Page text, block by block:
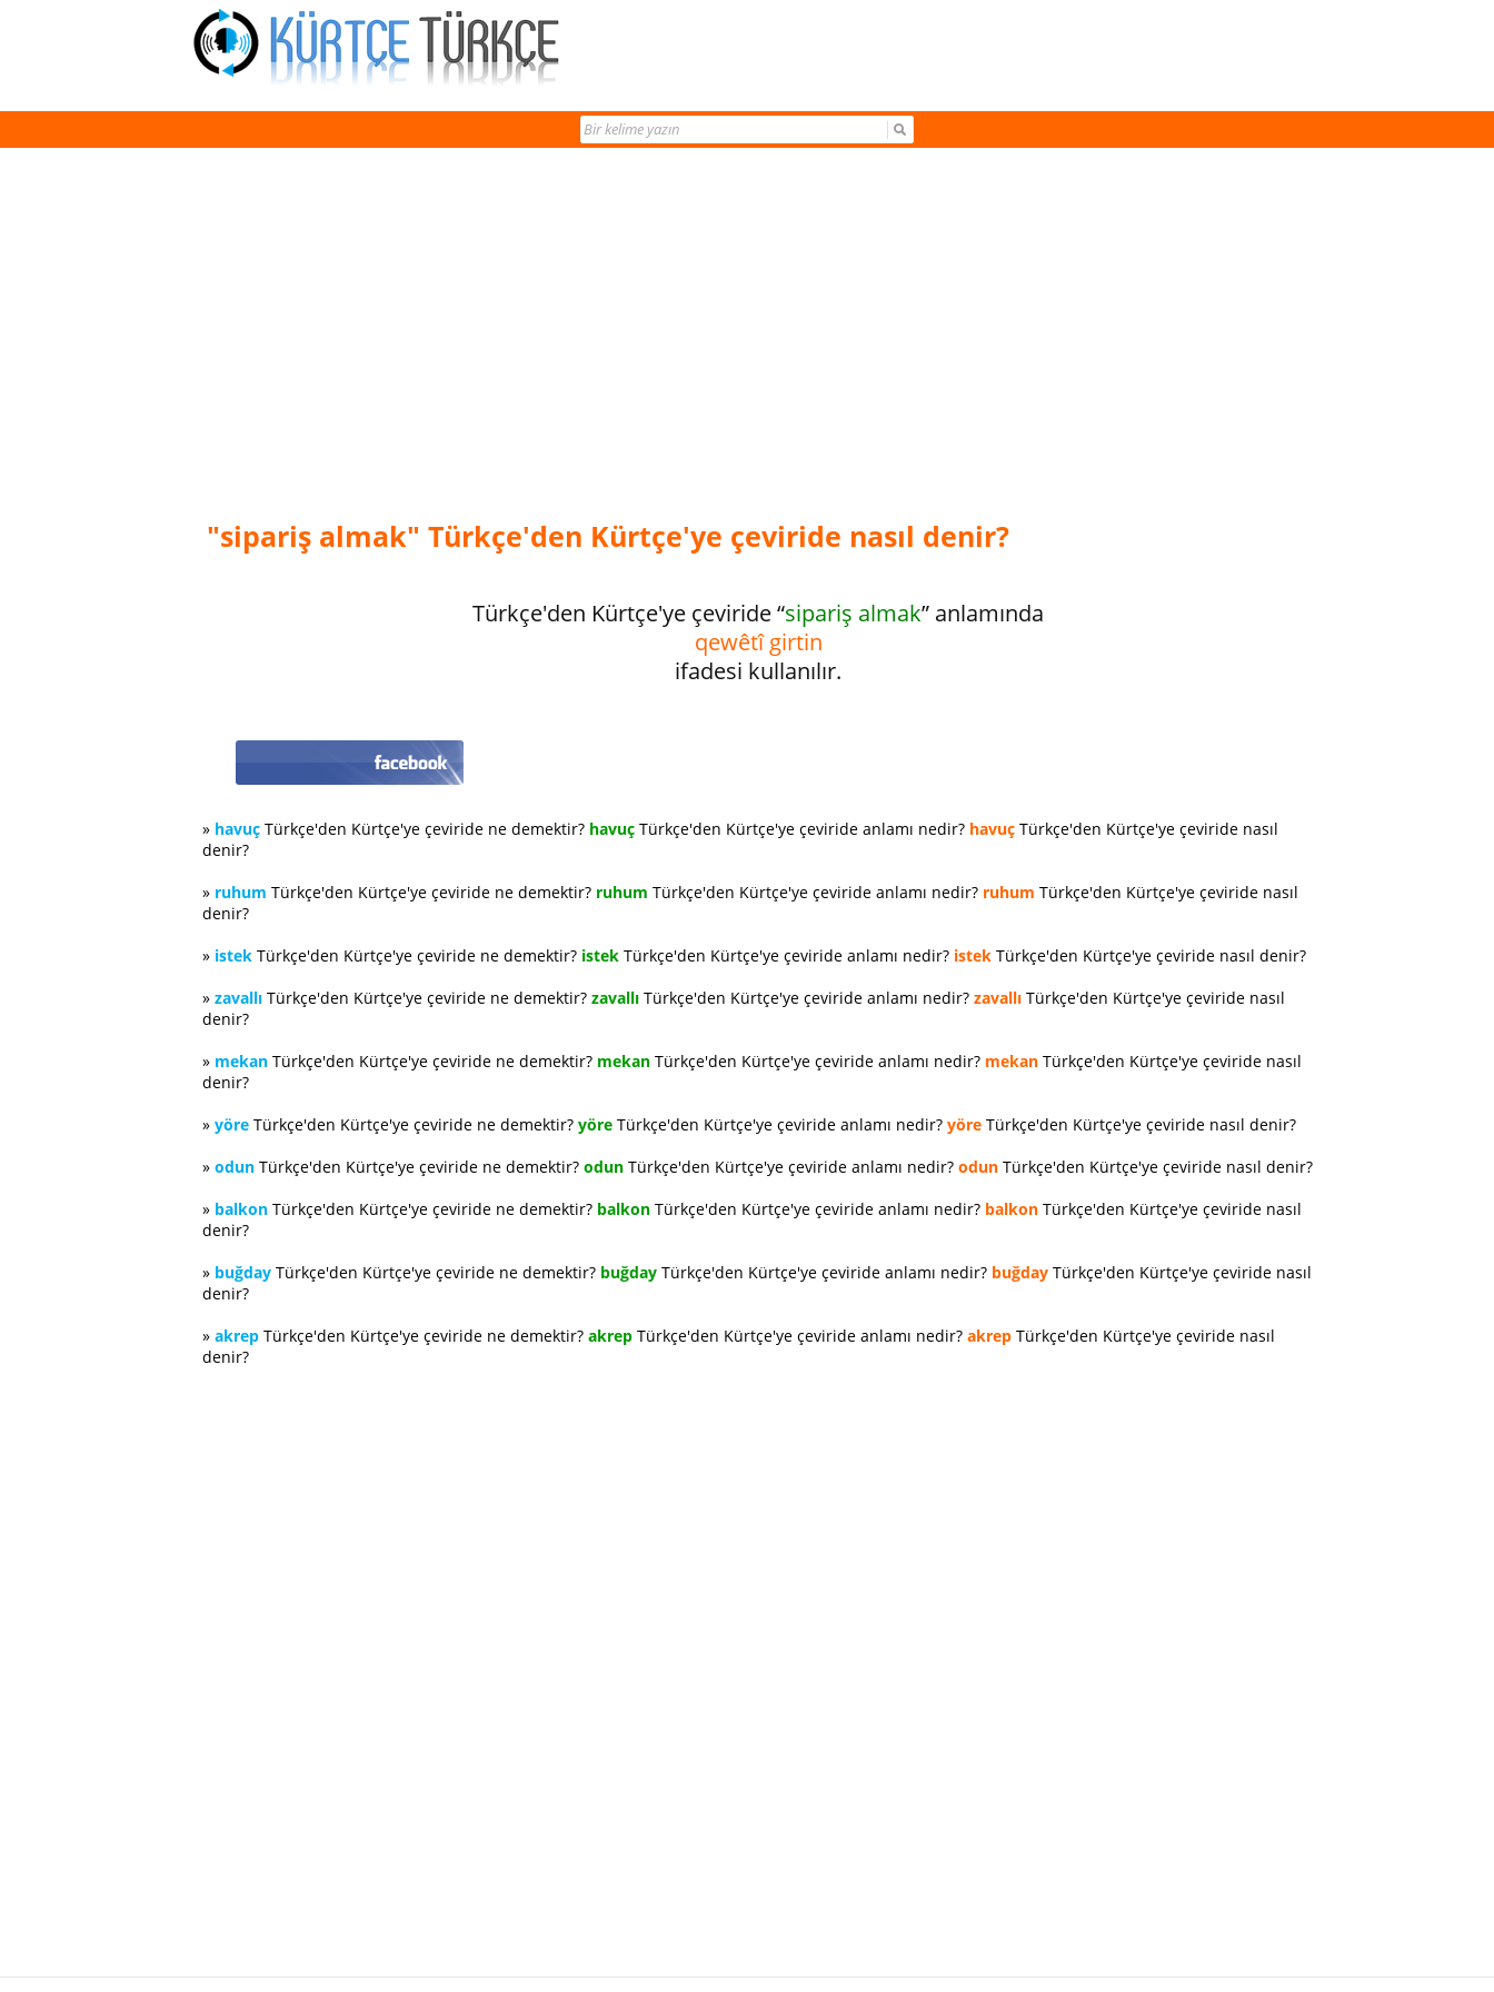
"sipariş almak" Türkçe'den Kürtçe'ye çeviride nasıl denir?
Türkçe'den Kürtçe'ye çeviride “sipariş almak” anlamında
qewêtî girtin
ifadesi kullanılır.
» havuç Türkçe'den Kürtçe'ye çeviride ne demektir? havuç Türkçe'den Kürtçe'ye çeviride anlamı nedir? havuç Türkçe'den Kürtçe'ye çeviride nasıl
denir?
» ruhum Türkçe'den Kürtçe'ye çeviride ne demektir? ruhum Türkçe'den Kürtçe'ye çeviride anlamı nedir? ruhum Türkçe'den Kürtçe'ye çeviride nasıl
denir?
» istek Türkçe'den Kürtçe'ye çeviride ne demektir? istek Türkçe'den Kürtçe'ye çeviride anlamı nedir? istek Türkçe'den Kürtçe'ye çeviride nasıl denir?
» zavallı Türkçe'den Kürtçe'ye çeviride ne demektir? zavallı Türkçe'den Kürtçe'ye çeviride anlamı nedir? zavallı Türkçe'den Kürtçe'ye çeviride nasıl
denir?
» mekan Türkçe'den Kürtçe'ye çeviride ne demektir? mekan Türkçe'den Kürtçe'ye çeviride anlamı nedir? mekan Türkçe'den Kürtçe'ye çeviride nasıl
denir?
» yöre Türkçe'den Kürtçe'ye çeviride ne demektir? yöre Türkçe'den Kürtçe'ye çeviride anlamı nedir? yöre Türkçe'den Kürtçe'ye çeviride nasıl denir?
» odun Türkçe'den Kürtçe'ye çeviride ne demektir? odun Türkçe'den Kürtçe'ye çeviride anlamı nedir? odun Türkçe'den Kürtçe'ye çeviride nasıl denir?
» balkon Türkçe'den Kürtçe'ye çeviride ne demektir? balkon Türkçe'den Kürtçe'ye çeviride anlamı nedir? balkon Türkçe'den Kürtçe'ye çeviride nasıl
denir?
» buğday Türkçe'den Kürtçe'ye çeviride ne demektir? buğday Türkçe'den Kürtçe'ye çeviride anlamı nedir? buğday Türkçe'den Kürtçe'ye çeviride nasıl
denir?
» akrep Türkçe'den Kürtçe'ye çeviride ne demektir? akrep Türkçe'den Kürtçe'ye çeviride anlamı nedir? akrep Türkçe'den Kürtçe'ye çeviride nasıl
denir?